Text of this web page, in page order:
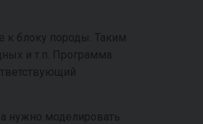
к блоку породы. Таким
и т.п. Программа
нужно моделировать